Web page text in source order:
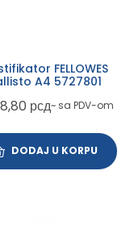
FELLOWES
A4 5727801
рсд~ sa PDV-om
DODAJ U KORPU